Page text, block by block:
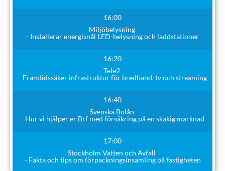
16:00
Miljöbelysning
- Installerar energisnål LED-belysning och laddstationer
16:20
Tele2
- Framtidssäker infrastruktur för bredband, tv och streaming
16:40
Svenska Bolån
- Hur vi hjälper er Brf med försäkring på en skakig marknad
17:00
Stockholm Vatten och Avfall
- Fakta och tips om förpackningsinsamling på fastigheten